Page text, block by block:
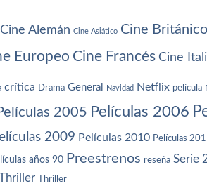
Cine Alemán Cine Asiático Cine Británico
Europeo Cine Francés Cine
crítica Drama General Navidad Netflix película
2005 Películas 2006
2009 Películas 2010 Películas
años 90 Preestrenos reseña Serie
Thriller